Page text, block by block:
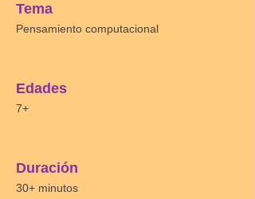
Tema
Pensamiento computacional
Edades
7+
Duración
30+ minutos